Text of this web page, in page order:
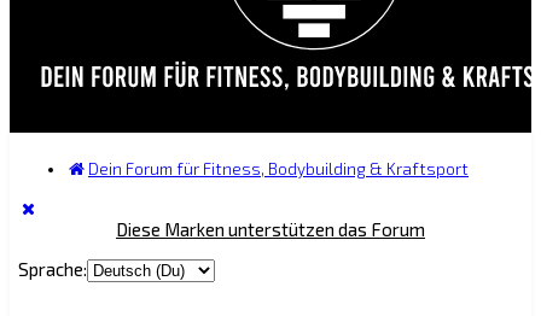
Dein Forum für Fitness, Bodybuilding & Kraftsport
Diese Marken unterstützen das Forum
Sprache: